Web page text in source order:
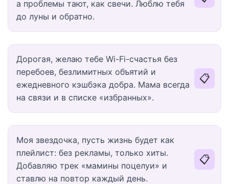
а проблемы тают, как свечи. Люблю тебя
до луны и обратно.
Дорогая, желаю тебе Wi-Fi-счастья без
перебоев, безлимитных объятий и
ежедневного кэшбэка добра. Мама всегда
на связи и в списке «избранных».
📋
Моя звездочка, пусть жизнь будет как
плейлист: без рекламы, только хиты.
Добавляю трек «мамины поцелуи» и
ставлю на повтор каждый день.
📋